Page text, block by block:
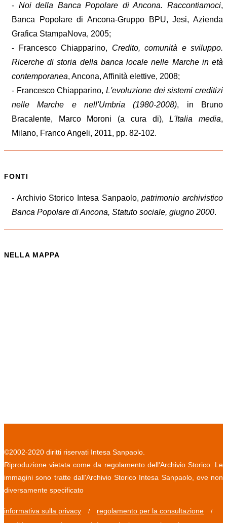
- Noi della Banca Popolare diAncona. Raccontiamoci,
Banca Popolare di Ancona-Gruppo BPU, Jesi, Azienda
Grafica StampaNova, 2005;
- Francesco Chiapparino, Credito, comunità e sviluppo.
Ricerche di storia della banca locale nelle Marche in età
contemporanea, Ancona, Affinità elettive, 2008;
- Francesco Chiapparino, L'evoluzione dei sistemi creditizi
nelle Marche e nell'Umbria (1980-2008), in Bruno
Bracalente, Marco Moroni (a cura di), L'Italia media,
Milano, Franco Angeli, 2011, pp. 82-102.
FONTI
- Archivio Storico Intesa Sanpaolo,patrimonio archivistico
Banca Popolare diAncona, Statuto sociale, giugno 2000.
NELLA MAPPA
©2002-2020 diritti riservati Intesa Sanpaolo.
Riproduzione vietata come da regolamento dell'Archivio Storico. Le
immagini sono tratte dall'Archivio Storico Intesa Sanpaolo, ove non
diversamente specificato
informativa sulla privacy / regolamento per la consultazione /